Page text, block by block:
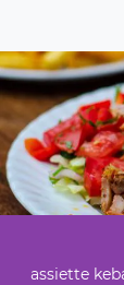
assiette